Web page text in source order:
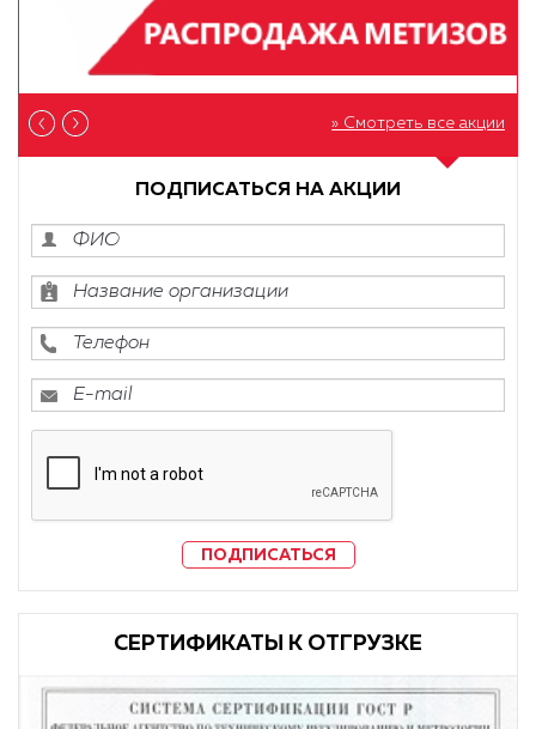
» Смотреть все акции
ПОДПИСАТЬСЯ НА АКЦИИ
ПОДПИСАТЬСЯ
CЕРТИФИКАТЫ К ОТГРУЗКЕ